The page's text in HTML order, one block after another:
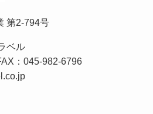
第2-794号
ベル
：045-982-6796